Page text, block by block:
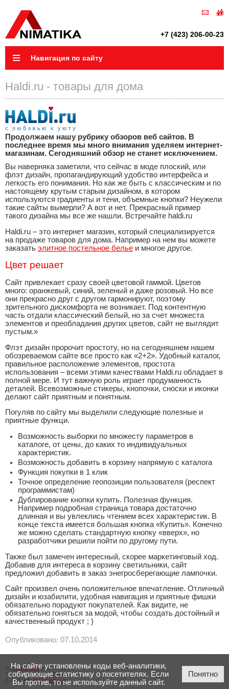
+7 (423) 206-00-23
Навигация по сайту
Haldi.ru - товары для дома
Продолжаем нашу рубрику обзоров веб сайтов. В
последнее время мы много внимания уделяем интернет-
магазинам. Сегодняшний обзор не станет исключением.
Вы наверняка заметили, что сейчас в моде плоский, или
флэт дизайн, пропагандирующий удобство интерфейса и
легкость его понимания. Но как же быть с классическим и по
настоящему крутым старым дизайном, в котором
используются градиенты и тени, объемные кнопки? Неужели
такие сайты вымерли? А вот и нет. Прекрасный пример
такого дизайна мы все же нашли. Встречайте haldi.ru
Haldi.ru – это интернет магазин, который специализируется
на продаже товаров для дома. Например на нем вы можете
заказать элитное постельное белье и многое другое.
Цвет решает
Сайт привлекает сразу своей цветовой гаммой. Цветов
много: оранжевый, синий, зеленый и даже розовый. Но все
они прекрасно друг с другом гармонируют, поэтому
зрительного дискомфорта не возникает. Под контентную
часть отдали классический белый, но за счет множеста
элементов и преобладания других цветов, сайт не выглядит
пустым.»
Флэт дизайн пророчит простоту, но на сегодняшнем нашем
обозреваемом сайте все просто как «2+2». Удобный каталог,
правильное расположение элементов, простота
использования – всеми этими качествами Haldi.ru обладает в
полной мере. И тут важную роль играет продуманность
деталей. Всевозможные стикеры, кнопочки, сноски и иконки
делают сайт приятным и понятным.
Погуляв по сайту мы выделили следующие полезные и
приятные функци.
Возможность выборки по множесту параметров в
каталоге, от цены, до каких то индивидуальных
характеристик.
Возможность добавить в корзину напрямую с каталога
Функция покупки в 1 клик
Точное определение геопозиции пользователя (респект
программистам)
Дублирование кнопки купить. Полезная функция.
Например подробная страница товара достаточно
длинная и вы увлеклись чтением всех характеристик. В
конце текста имеется большая кнопка «Купить». Конечно
же можно сделать стандартную кнопку «вверх», но
разработчики решили пойти по другому пути.
Также был замечен интересный, скорее маркетинговый ход.
Добавив для интереса в корзину светильники, сайт
предложил добавить в заказ энегросберегающие лампочки.
Сайт произвел очень положительное впечатление. Отличный
дизайн и юзабилити, удобная навигация и приятные фишки
обязательно порадуют покупателей. Как видите, не
обязательно гоняться за модой, чтобы создать достойный и
качественный продукт ; )
Опубликовано: 07.10.2014
Аниматика2005 - 2026
Тел.:+7 (423) 206-00-23
E-mail: info@animatika.ru
На сайте установлены коды веб-аналитики,
собирающие статистику о посетителях. Если
Вы против, то не используйте данный сайт.
Понятно